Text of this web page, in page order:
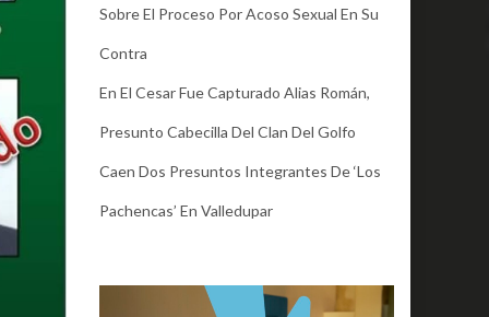
Sobre El Proceso Por Acoso Sexual En Su
Contra
En El Cesar Fue Capturado Alias Román,
Presunto Cabecilla Del Clan Del Golfo
Caen Dos Presuntos Integrantes De ‘Los
Pachencas’ En Valledupar